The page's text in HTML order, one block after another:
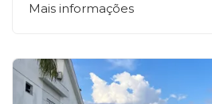
Mais informações